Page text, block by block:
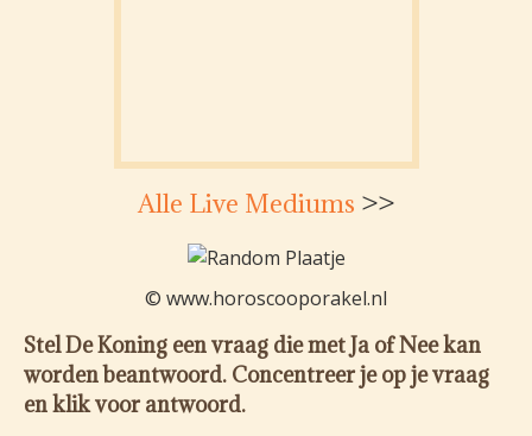
Alle Live Mediums >>
© www.horoscooporakel.nl
Stel De Koning een vraag die met Ja of Nee kan
worden beantwoord. Concentreer je op je vraag
en klik voor antwoord.